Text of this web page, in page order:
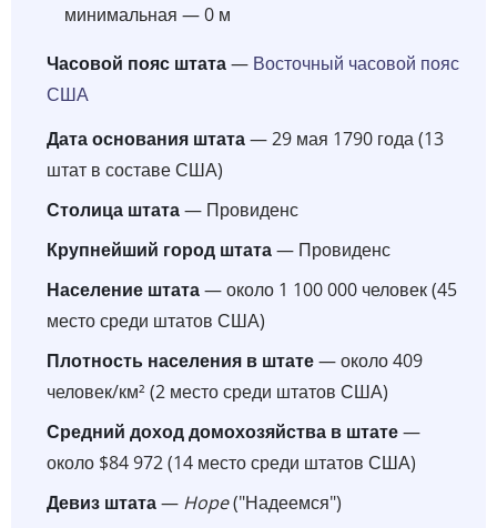
минимальная — 0 м
Часовой пояс штата— Восточный часовой пояс
США
Дата основания штата— 29 мая 1790 года (13
штат в составе США)
Столица штата— Провиденс
Крупнейший город штата— Провиденс
Население штата— около 1 100 000 человек (45
место среди штатов США)
Плотность населения в штате— около 409
человек/км² (2 место среди штатов США)
Средний доход домохозяйства в штате—
около $84 972 (14 место среди штатов США)
Девиз штата— Hope("Надеемся")